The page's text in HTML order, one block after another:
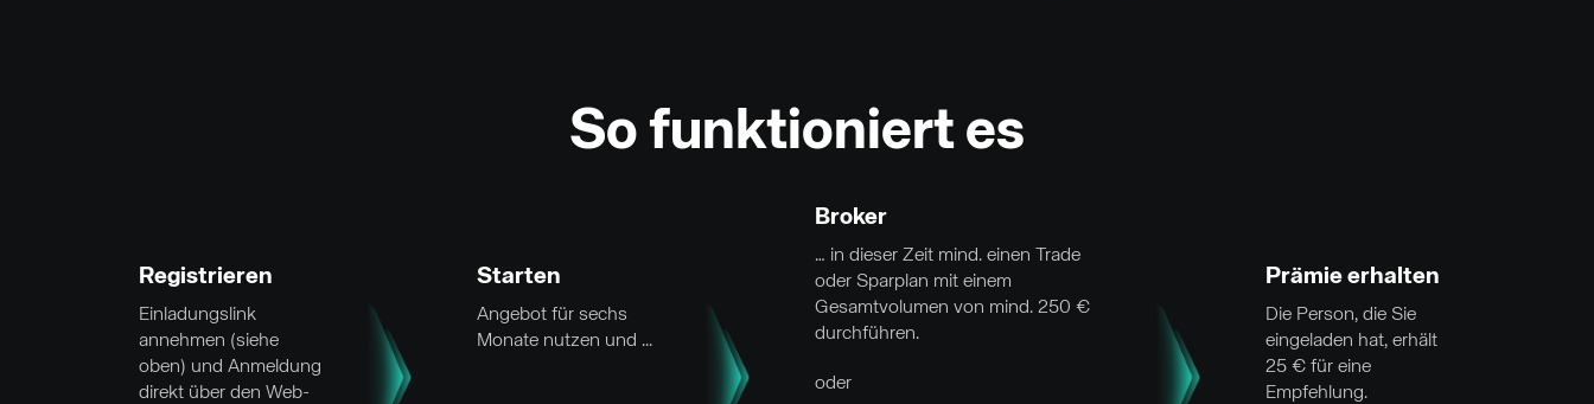
So funktioniert es
Registrieren
Einladungslink
annehmen (siehe
oben) und Anmeldung
direkt über den Web-
Starten
Angebot für sechs
Monate nutzen und ...
Broker
… in dieser Zeit mind. einen Trade
oder Sparplan mit einem
Gesamtvolumen von mind. 250 €
durchführen.
oder
Prämie erhalten
Die Person, die Sie
eingeladen hat, erhält
25 € für eine
Empfehlung.